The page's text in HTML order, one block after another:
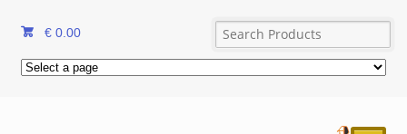
€ 0.00